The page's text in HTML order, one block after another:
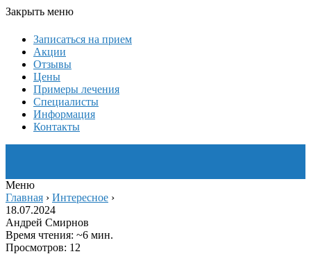
Закрыть меню
Записаться на прием
Акции
Отзывы
Цены
Примеры лечения
Специалисты
Информация
Контакты
Меню
Главная › Интересное ›
18.07.2024
Андрей Смирнов
Время чтения: ~6 мин.
Просмотров: 12